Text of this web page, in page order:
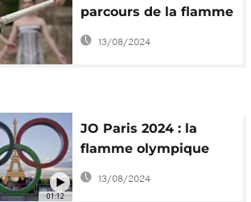
parcours de la flamme
olympique
13/08/2024
01:12
JO Paris 2024 : la
flamme olympique
allumée, le décompte
commence
13/08/2024